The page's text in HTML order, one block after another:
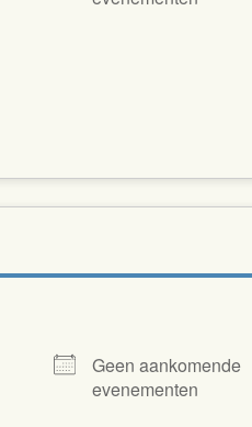
Geen aankomende
evenementen